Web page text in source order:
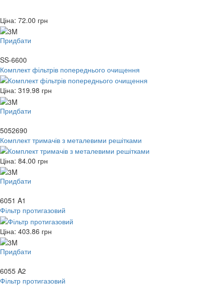
Ціна: 72.00 грн
Придбати
SS-6600
Комплект фільтрів попереднього очищення
Ціна: 319.98 грн
Придбати
5052690
Комплект тримачів з металевими решітками
Ціна: 84.00 грн
Придбати
6051 A1
Фільтр протигазовий
Ціна: 403.86 грн
Придбати
6055 A2
Фільтр протигазовий